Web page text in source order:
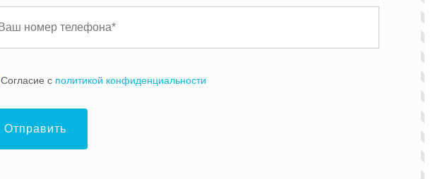
Cогласие с политикой конфиденциальности
Отправить